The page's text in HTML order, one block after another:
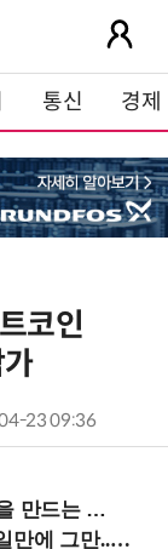
통신 경제
코인
23 09:36
(8/20 강남역)